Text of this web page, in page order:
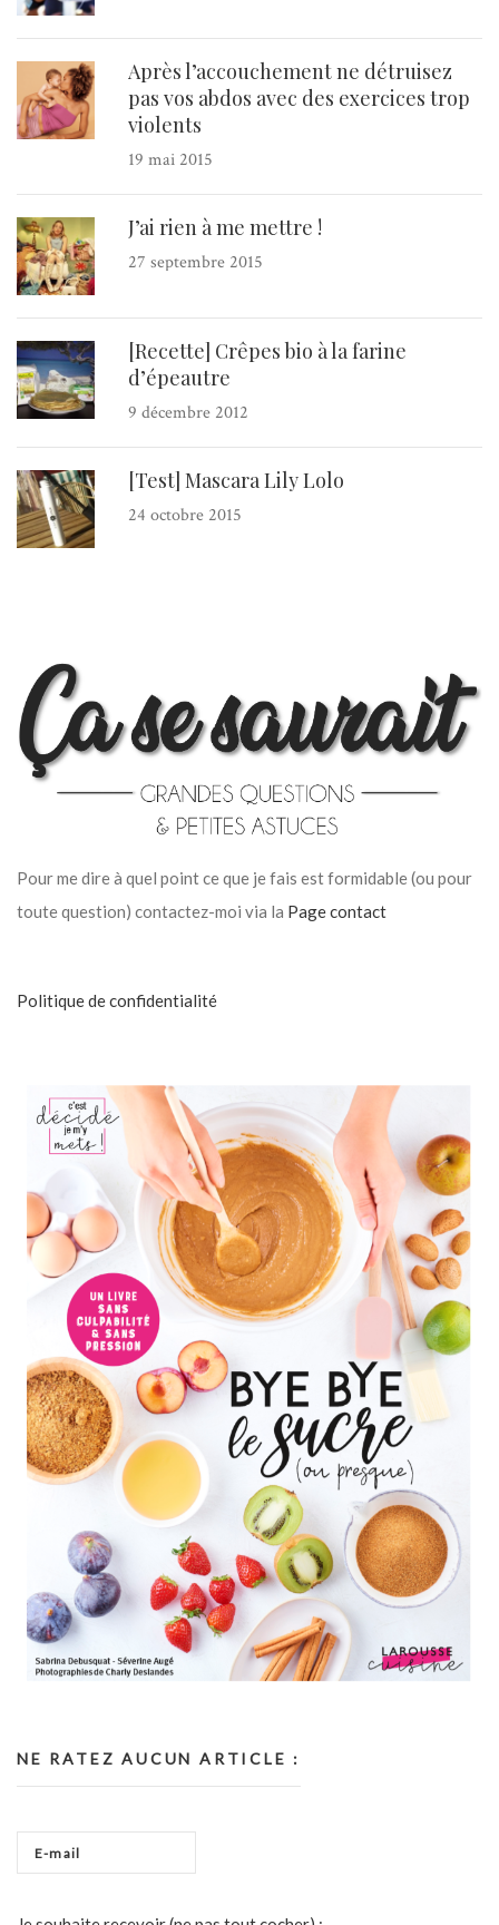
Après l’accouchement ne détruisez
pas vos abdos avec des exercices trop
violents
19 mai 2015
J’ai rien à me mettre !
27 septembre 2015
[Recette] Crêpes bio à la farine
d’épeautre
9 décembre 2012
[Test] Mascara Lily Lolo
24 octobre 2015
Pour me dire à quel point ce que je fais est formidable (ou pour
toute question) contactez-moi via la Page contact
Politique de confidentialité
NE RATEZ AUCUN ARTICLE :